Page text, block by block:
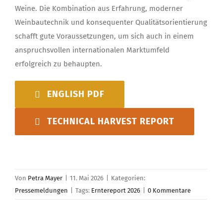
Weine. Die Kombination aus Erfahrung, moderner
Weinbautechnik und konsequenter Qualitätsorientierung
schafft gute Voraussetzungen, um sich auch in einem
anspruchsvollen internationalen Marktumfeld
erfolgreich zu behaupten.
ENGLISH PDF
TECHNICAL HARVEST REPORT
Von Petra Mayer 11. Mai 2026
Kategorien:
Pressemeldungen
Tags: Erntereport 2026 0 Kommentare